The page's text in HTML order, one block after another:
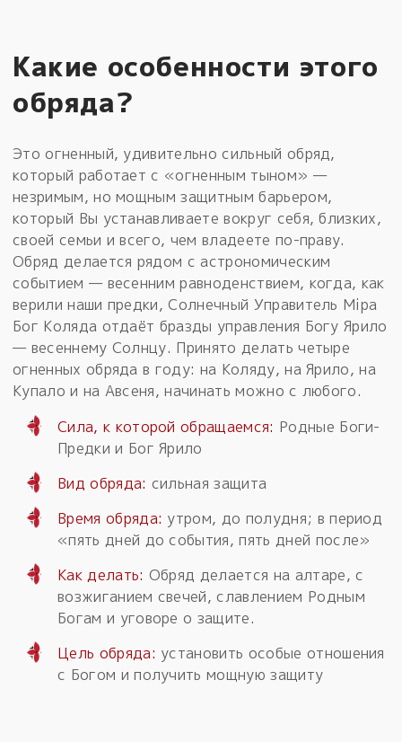
Какие особенности этого
обряда?
Это огненный, удивительно сильный обряд,
который работает с «огненным тыном» —
незримым, но мощным защитным барьером,
который Вы устанавливаете вокруг себя, близких,
своей семьи и всего, чем владеете по-праву.
Обряд делается рядом с астрономическим
событием — весенним равноденствием, когда, как
верили наши предки, Солнечный Управитель Мiра
Бог Коляда отдаёт бразды управления Богу Ярило
— весеннему Солнцу. Принято делать четыре
огненных обряда в году: на Коляду, на Ярило, на
Купало и на Авсеня, начинать можно с любого.
Сила, к которой обращаемся: Родные Боги-
Предки и Бог Ярило
Вид обряда: сильная защита
Время обряда: утром, до полудня; в период
«пять дней до события, пять дней после»
Как делать: Обряд делается на алтаре, с
возжиганием свечей, славлением Родным
Богам и уговоре о защите.
Цель обряда: установить особые отношения
с Богом и получить мощную защиту